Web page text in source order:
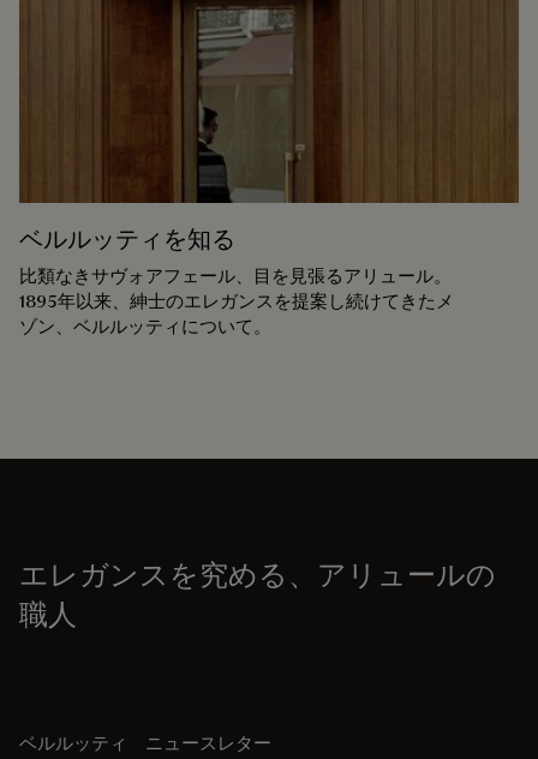
ベルルッティを知る
比類なきサヴォアフェール、目を見張るアリュール。
1895年以来、紳士のエレガンスを提案し続けてきたメ
ゾン、ベルルッティについて。
エレガンスを究める、アリュールの
職人
ベルルッティ ニュースレター